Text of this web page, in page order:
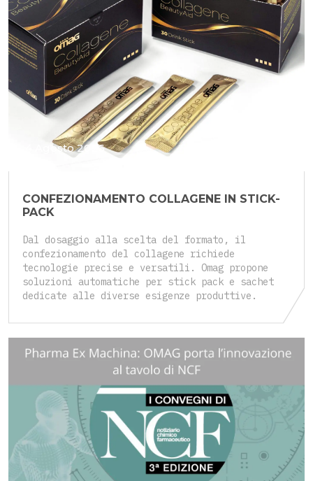
4 Agosto 2026
CONFEZIONAMENTO COLLAGENE IN STICK-
PACK
Dal dosaggio alla scelta del formato, il
confezionamento del collagene richiede
tecnologie precise e versatili. Omag propone
soluzioni automatiche per stick pack e sachet
dedicate alle diverse esigenze produttive.